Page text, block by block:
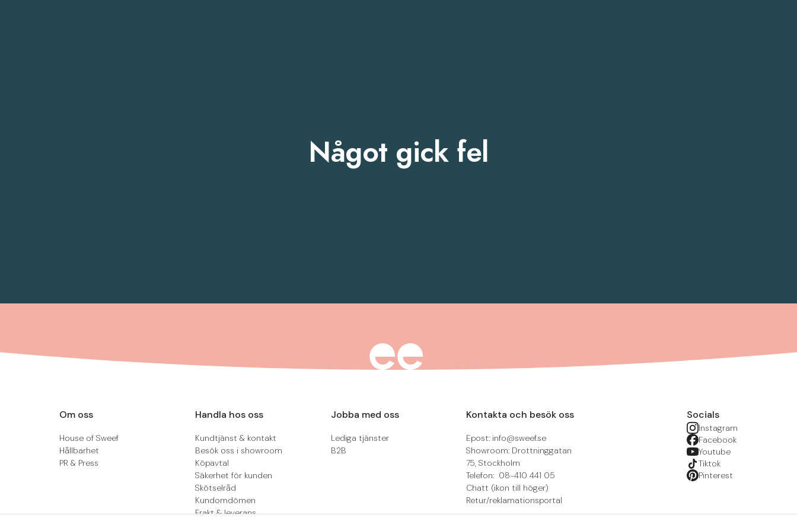
Något gick fel
Om oss
House of Sweef
Hållbarhet
PR & Press
Handla hos oss
Kundtjänst & kontakt
Besök oss i showroom
Köpavtal
Säkerhet för kunden
Skötselråd
Kundomdömen
Frakt & leverans
Jobba med oss
Lediga tjänster
B2B
Kontakta och besök oss
Epost: info@sweef.se
Showroom: Drottninggatan
75, Stockholm
Telefon: 08-410 441 05
Chatt (ikon till höger)
Retur/reklamationsportal
Socials
Instagram
Facebook
Youtube
Tiktok
Pinterest